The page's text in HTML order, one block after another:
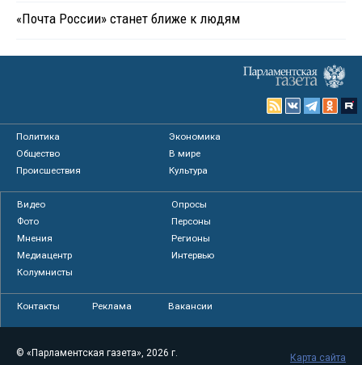
«Почта России» станет ближе к людям
Политика
Экономика
Общество
В мире
Происшествия
Культура
Видео
Опросы
Фото
Персоны
Мнения
Регионы
Медиацентр
Интервью
Колумнисты
Контакты Реклама Вакансии
© «Парламентская газета», 2026 г.
Карта сайта